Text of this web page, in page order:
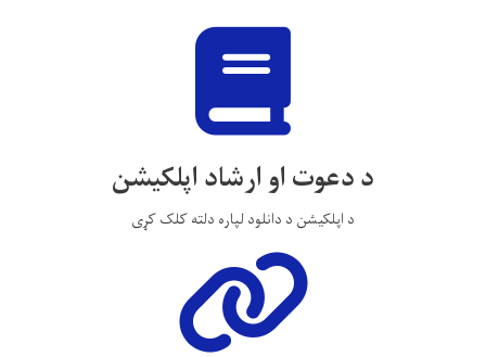
د دعوت او ارشاد اپلکیشن
د اپلکیشن د دانلود لپاره دلته کلک کړی